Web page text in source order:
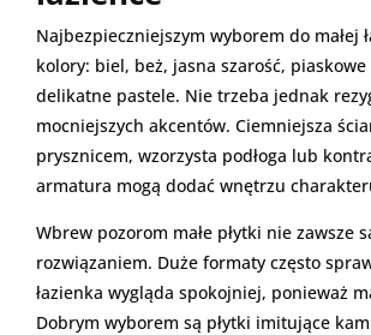
Najbezpieczniejszym wyborem do małej
kolory: biel, beż, jasna szarość,
delikatne pastele. Nie trzeba jednak
mocniejszych akcentów. Ciemniejsza
prysznicem, wzorzysta podłoga lub
armatura mogą dodać wnętrzu
Wbrew pozorom małe płytki nie zawsze
rozwiązaniem. Duże formaty często
łazienka wygląda spokojniej, ponieważ
Dobrym wyborem są płytki imitujące